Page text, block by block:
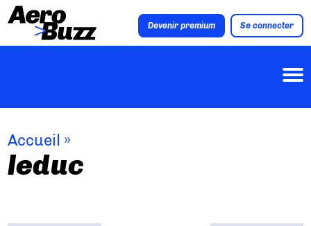
Devenir premium Se connecter
Accueil »
leduc